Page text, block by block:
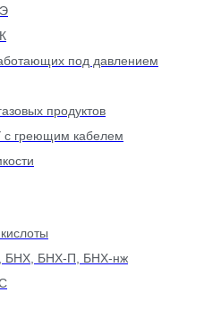
под давлением
продуктов
с греющим кабелем
БНХ, БНХ-П, БНХ-нж